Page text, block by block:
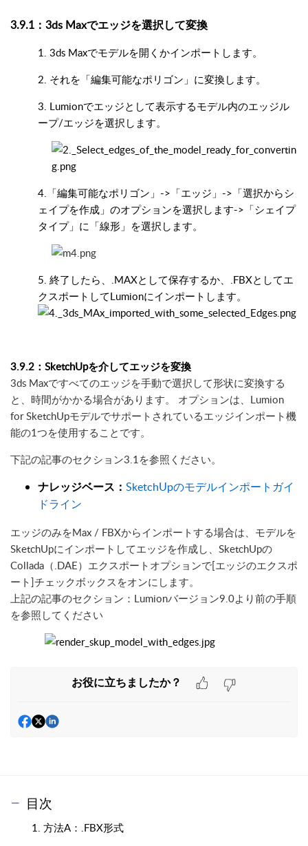
3.9.1：3ds Maxでエッジを選択して変換
1. 3ds Maxでモデルを開くかインポートします。
2. それを「編集可能なポリゴン」に変換します。
3. Lumionでエッジとして表示するモデル内のエッジル
ープ/エッジを選択します。
4.「編集可能なポリゴン」->「エッジ」->「選択からシ
ェイプを作成」のオプションを選択します->「シェイプ
タイプ」に「線形」を選択します。
5. 終了したら、.MAXとして保存するか、.FBXとしてエ
クスポートしてLumionにインポートします。
3.9.2：SketchUpを介してエッジを変換
3ds Maxですべてのエッジを手動で選択して形状に変換する
と、時間がかかる場合があります。 オプションは、Lumion
for SketchUpモデルでサポートされているエッジインポート機
能の1つを使用することです。
下記の記事のセクション3.1を参照ください。
ナレッジベース： SketchUpのモデルインポートガイ
ドライン
エッジのみをMax / FBXからインポートする場合は、モデルを
SketchUpにインポートしてエッジを作成し、SketchUpの
Collada（.DAE）エクスポートオプションで[エッジのエクスポ
ート]チェックボックスをオンにします。
上記の記事のセクション：Lumionバージョン9.0より前の手順
を参照してください
お役に立ちましたか？
目次
1. 方法A：.FBX形式